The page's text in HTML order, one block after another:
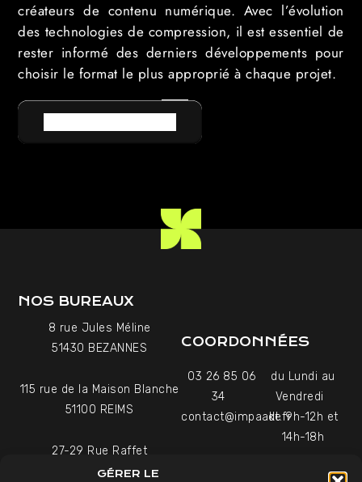
GÉRER LE
créateurs de contenu numérique. Avec l’évolution
des technologies de compression, il est essentiel de
rester informé des derniers développements pour
choisir le format le plus approprié à chaque projet.
NOS BUREAUX
8 rue Jules Méline
51430 BEZANNES
115 rue de la Maison Blanche
51100 REIMS
27-29 Rue Raffet
75016 PARIS
COORDONNÉES
03 26 85 06
34
contact@impaakt.fr
du Lundi au
Vendredi
de 9h-12h et
14h-18h